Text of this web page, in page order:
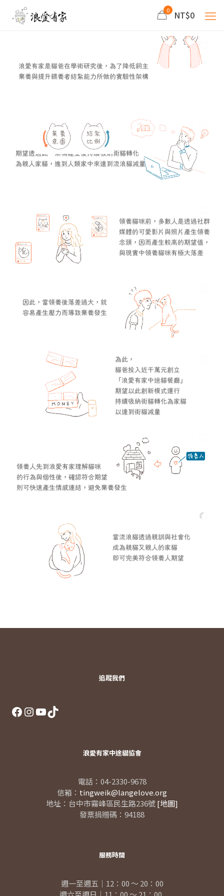
0 NT$0
浪愛有家是貓爸在學術研究後，為了降低飼主
棄養與提升餵養者結紮能力所做的實驗性架構
期望透過此一架構建立後持續吸納街貓轉化
為親人家貓，進到人類家中來達到流浪貓減量
領養貓咪前，多數人是透過社群
媒體的可愛影片與照片產生領養
念頭，因而產生較高的期望值，
與現實中領養貓咪有極大落差
因此，當領養後落差過大，就
容易產生壓力而導致棄養發生
為此，
貓爸投入近千萬元創立
「浪愛有家中途貓餐廳」
期望以此創新模式運行
持續吸納街貓轉化為家貓
以達到街貓減量
領養人先到浪愛有家理解貓咪
的行為與個性後，確認符合期望
則可快速產生情感連結，避免棄養發生
當流浪貓透過親訓與社會化
成為親貓又親人的家貓
即可完美符合領養人期望
追蹤我們
Facebook
Instagram
YouTube
TikTok
浪愛有家中途貓協會
電話：04-2330-9678
信箱： tingweik@langelove.org
地址：台中市霧峰區民生路236號[地圖]
發票捐贈碼：94188
服務時間
週一至週五｜12：00 ～ 20：00